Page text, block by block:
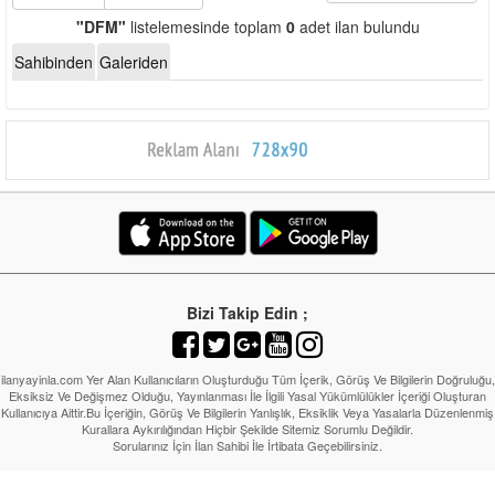
"DFM" listelemesinde toplam 0adet ilan bulundu
Sahibinden Galeriden
Bizi Takip Edin ;
ilanyayinla.com Yer Alan Kullanıcıların Oluşturduğu Tüm İçerik, Görüş Ve Bilgilerin Doğruluğu,
Eksiksiz Ve Değişmez Olduğu, Yayınlanması İle İlgili Yasal Yükümlülükler İçeriği Oluşturan
Kullanıcıya Aittir.Bu İçeriğin, Görüş Ve Bilgilerin Yanlışlık, Eksiklik Veya Yasalarla Düzenlenmiş
Kurallara Aykırılığından Hiçbir Şekilde Sitemiz Sorumlu Değildir.
Sorularınız İçin İlan Sahibi İle İrtibata Geçebilirsiniz.